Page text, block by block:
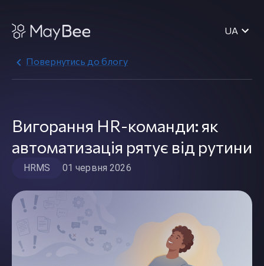
UA
Повернутись до блогу
Вигорання HR-команди: як
автоматизація рятує від рутини
HRMS 01 червня 2026